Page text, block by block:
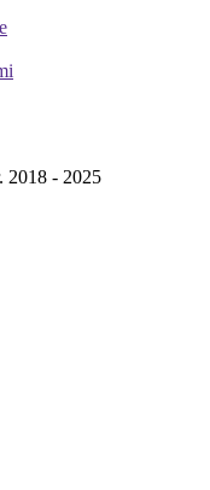
2018 - 2025